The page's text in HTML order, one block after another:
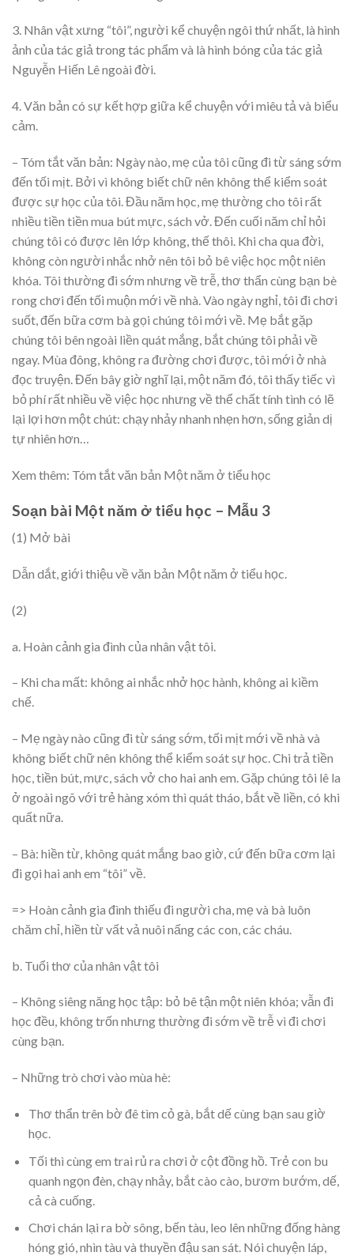
3. Nhân vật xưng “tôi”, người kể chuyện ngôi thứ nhất, là hình
ảnh của tác giả trong tác phẩm và là hình bóng của tác giả
Nguyễn Hiến Lê ngoài đời.
4. Văn bản có sự kết hợp giữa kể chuyện với miêu tả và biểu
cảm.
– Tóm tắt văn bản: Ngày nào, mẹ của tôi cũng đi từ sáng sớm
đến tối mịt. Bởi vì không biết chữ nên không thể kiểm soát
được sự học của tôi. Đầu năm học, mẹ thường cho tôi rất
nhiều tiền tiền mua bút mực, sách vở. Đến cuối năm chỉ hỏi
chúng tôi có được lên lớp không, thế thôi. Khi cha qua đời,
không còn người nhắc nhở nên tôi bỏ bê việc học một niên
khóa. Tôi thường đi sớm nhưng về trễ, thơ thẩn cùng bạn bè
rong chơi đến tối muộn mới về nhà. Vào ngày nghỉ, tôi đi chơi
suốt, đến bữa cơm bà gọi chúng tôi mới về. Mẹ bắt gặp
chúng tôi bên ngoài liền quát mắng, bắt chúng tôi phải về
ngay. Mùa đông, không ra đường chơi được, tôi mới ở nhà
đọc truyện. Đến bây giờ nghĩ lại, một năm đó, tôi thấy tiếc vì
bỏ phí rất nhiều về việc học nhưng về thể chất tính tình có lẽ
lại lợi hơn một chút: chạy nhảy nhanh nhẹn hơn, sống giản dị
tự nhiên hơn…
Xem thêm: Tóm tắt văn bản Một năm ở tiểu học
Soạn bài Một năm ở tiểu học – Mẫu 3
(1) Mở bài
Dẫn dắt, giới thiệu về văn bản Một năm ở tiểu học.
(2)
a. Hoàn cảnh gia đình của nhân vật tôi.
– Khi cha mất: không ai nhắc nhở học hành, không ai kiềm
chế.
– Mẹ ngày nào cũng đi từ sáng sớm, tối mịt mới về nhà và
không biết chữ nên không thể kiểm soát sự học. Chi trả tiền
học, tiền bút, mực, sách vở cho hai anh em. Gặp chúng tôi lê la
ở ngoài ngõ với trẻ hàng xóm thì quát tháo, bắt về liền, có khi
quất nữa.
– Bà: hiền từ, không quát mắng bao giờ, cứ đến bữa cơm lại
đi gọi hai anh em “tôi” về.
=> Hoàn cảnh gia đình thiếu đi người cha, mẹ và bà luôn
chăm chỉ, hiền từ vất vả nuôi nấng các con, các cháu.
b. Tuổi thơ của nhân vật tôi
– Không siêng năng học tập: bỏ bê tận một niên khóa; vẫn đi
học đều, không trốn nhưng thường đi sớm về trễ vì đi chơi
cùng bạn.
– Những trò chơi vào mùa hè:
Thơ thẩn trên bờ đê tìm cỏ gà, bắt dế cùng bạn sau giờ
học.
Tối thì cùng em trai rủ ra chơi ở cột đồng hồ. Trẻ con bu
quanh ngọn đèn, chạy nhảy, bắt cào cào, bươm bướm, dế,
cả cà cuống.
Chơi chán lại ra bờ sông, bến tàu, leo lên những đống hàng
hóng gió, nhìn tàu và thuyền đậu san sát. Nói chuyện láp,